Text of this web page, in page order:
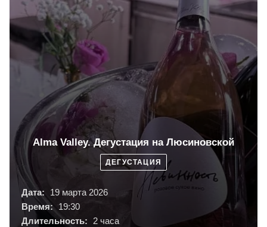
Alma Valley. Дегустация на Люсиновской
ДЕГУСТАЦИЯ
Дата:
19 марта 2026
Время: 19:30
Длительность:
2 часа